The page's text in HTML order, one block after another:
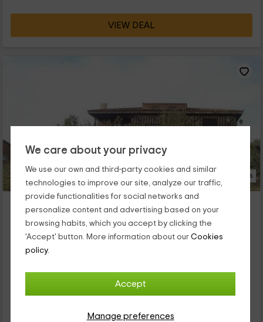
We care about your privacy
We use our own and third-party cookies and similar
technologies to improve our site, analyze our traffic,
provide functionalities for social networks and
personalize content and advertising based on your
browsing habits, which you accept by clicking the
'Accept' button. More information about our Cookies
policy.
Accept
Manage preferences
VIEW DEAL
21 Photos
La Artesana
Sotoserrano, Salamanca
Full Rental
perteneciente a la provincia de Salamanca. Se trata de una
rústica casa, totalmente reformada, que se ha acondicionado